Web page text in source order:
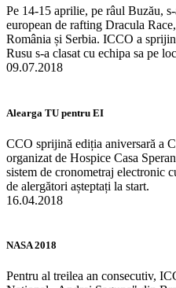
Pe 14-15 aprilie, pe râul Buzău,
european de rafting Dracula
România și Serbia. ICCO a
Rusu s-a clasat cu echipa sa pe
09.07.2018
Alearga TU pentru EI
CCO sprijină ediția aniversară a
organizat de Hospice Casa
sistem de cronometraj electronic
de alergători așteptați la start.
16.04.2018
NASA 2018
Pentru al treilea an consecutiv,